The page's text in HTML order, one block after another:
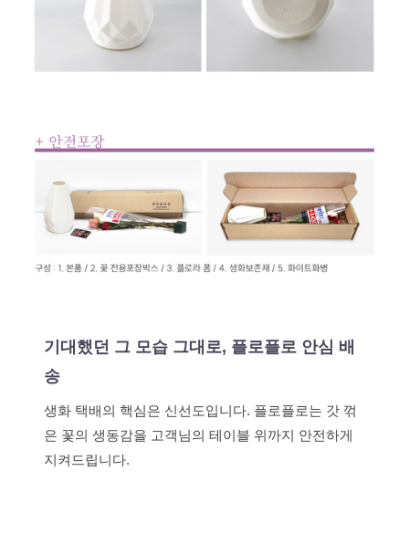
기대했던 그 모습 그대로, 플로플로 안심 배
송
생화 택배의 핵심은 신선도입니다. 플로플로는 갓 꺾
은 꽃의 생동감을 고객님의 테이블 위까지 안전하게
지켜드립니다.